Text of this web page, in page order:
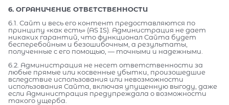
6. ОГРАНИЧЕНИЕ ОТВЕТСТВЕННОСТИ
6.1. Сайт и весь его контент предоставляются по
принципу «как есть» (AS IS). Администрация не дает
никаких гарантий, что функционал Сайта будет
бесперебойным и безошибочным, а результаты,
полученные с его помощью, — точными и надежными.
6.2. Администрация не несет ответственности за
любые прямые или косвенные убытки, произошедшие
вследствие использования или невозможности
использования Сайта, включая упущенную выгоду, даже
если Администрация предупреждала о возможности
такого ущерба.